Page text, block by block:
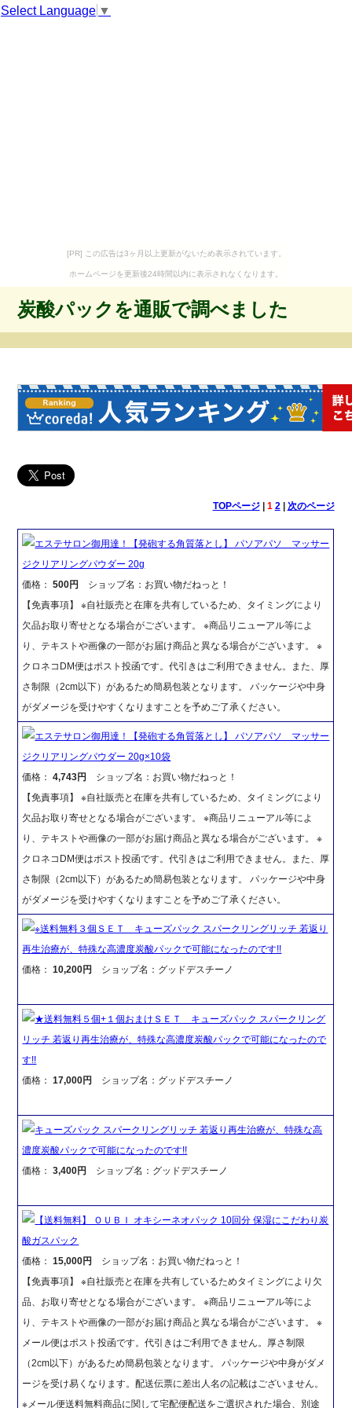
Select Language ▼
[PR] この広告は3ヶ月以上更新がないため表示されています。
ホームページを更新後24時間以内に表示されなくなります。
炭酸パックを通販で調べました
TOPページ| 1 2| 次のページ
エステサロン御用達！【発砲する角質落とし】 パソアパソ マッサー
ジクリアリングパウダー 20g
価格：500円
ショップ名：お買い物だねっと！
【免責事項】 ※自社販売と在庫を共有しているため、タイミングにより
欠品お取り寄せとなる場合がございます。 ※商品リニューアル等によ
り、テキストや画像の一部がお届け商品と異なる場合がございます。 ※
クロネコDM便はポスト投函です。代引きはご利用できません。また、厚
さ制限（2cm以下）があるため簡易包装となります。 パッケージや中身
がダメージを受けやすくなりますことを予めご了承ください。
エステサロン御用達！【発砲する角質落とし】 パソアパソ マッサー
ジクリアリングパウダー 20g×10袋
価格：4,743円
ショップ名：お買い物だねっと！
【免責事項】 ※自社販売と在庫を共有しているため、タイミングにより
欠品お取り寄せとなる場合がございます。 ※商品リニューアル等によ
り、テキストや画像の一部がお届け商品と異なる場合がございます。 ※
クロネコDM便はポスト投函です。代引きはご利用できません。また、厚
さ制限（2cm以下）があるため簡易包装となります。 パッケージや中身
がダメージを受けやすくなりますことを予めご了承ください。
※送料無料３個ＳＥＴ キューズパック スパークリングリッチ 若返り
再生治療が、特殊な高濃度炭酸パックで可能になったのです!!
価格：10,200円 ショップ名：グッドデスチーノ
★送料無料５個+１個おまけＳＥＴ キューズパック スパークリング
リッチ 若返り再生治療が、特殊な高濃度炭酸パックで可能になったので
す!!
価格：17,000円 ショップ名：グッドデスチーノ
キューズパック スパークリングリッチ 若返り再生治療が、特殊な高
濃度炭酸パックで可能になったのです!!
価格：3,400円 ショップ名：グッドデスチーノ
【送料無料】 ＯＵＢＩ オキシーネオパック 10回分 保湿にこだわり炭
酸ガスパック
価格：15,000円
ショップ名：お買い物だねっと！
【免責事項】 ※自社販売と在庫を共有しているためタイミングにより欠
品、お取り寄せとなる場合がございます。 ※商品リニューアル等によ
り、テキストや画像の一部がお届け商品と異なる場合がございます。 ※
メール便はポスト投函です。代引きはご利用できません。厚さ制限
（2cm以下）があるため簡易包装となります。 パッケージや中身がダメ
ージを受け易くなります。配送伝票に差出人名の記載はございません。
※メール便送料無料商品に関して宅配便配送をご選択された場合、別途